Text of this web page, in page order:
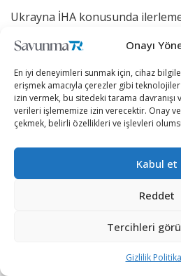
Onayı
En iyi deneyimleri sunmak için, cihaz
erişmek amacıyla çerezler gibi
izin vermek, bu sitedeki tarama
verileri işlememize izin verecektir. Onay
çekmek, belirli özellikleri ve işlevleri
Kabul et
Reddet
Tercihleri
Gizlilik
Ukrayna İHA konusunda
Ukrayna, zırhlı araçları etkili bir
insansız hava araçları
yürütüyor. Rusların cepheye
tank sevkiyatı karşısında
insansız hava aracı temelli
görünüyor.
Bu savunma anlayışının
İHA’lar ön plana çıkıyor. Hızlı
mühimmatlar kullanıldığı